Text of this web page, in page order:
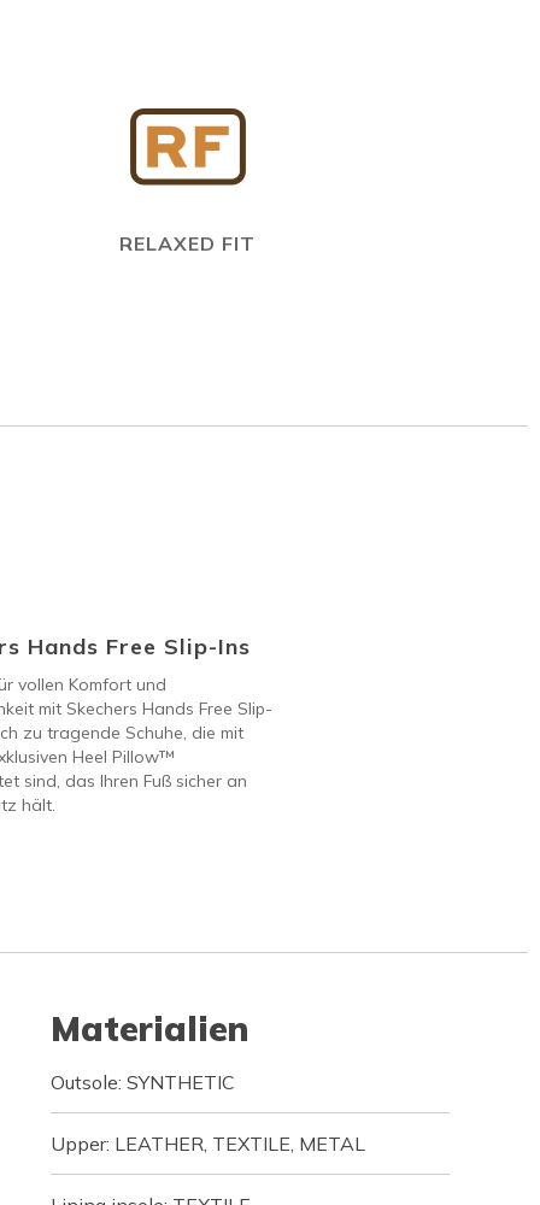
RELAXED FIT
Hands Free Slip-Ins
vollen Komfort und
mit Skechers Hands Free Slip-
zu tragende Schuhe, die mit
Heel Pillow™
sind, das Ihren Fuß sicher an
hält.
Materialien
Outsole: SYNTHETIC
Upper: LEATHER, TEXTILE, METAL